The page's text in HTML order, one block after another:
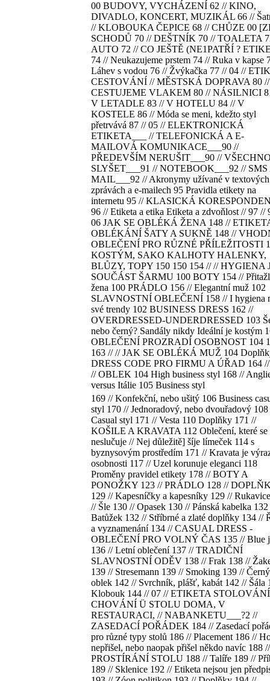
00 BUDOVY, VYCHÁZENÍ 62 // KINO,
DIVADLO, KONCERT, MUZIKÁL 66 //
// KLOBOUKA ČEPICE 68 // CHŮZE 00
SCHODŮ 70 // DEŠTNÍK 70 // TOALETA
AUTO 72 // CO JEŠTĚ (NE1PATŘÍ ?
74 // Neukazujeme prstem 74 // Ruka v kapse
Láhev s vodou 76 // Žvýkačka 77 // 04 //
CESTOVÁNÍ // MĚSTSKÁ DOPRAVA 80 //
CESTUJEME VLAKEM 80 // NÁSILNICI
V LETADLE 83 // V HOTELU 84 // V
KOSTELE 86 // Móda se meni, kdežto styl
přetrvává 87 // 05 // ELEKTRONICKÁ
ETIKETA___ // TELEFONICKÁ A E-
MAILOVÁ KOMUNIKACE___90 //
PŘEDEVŠÍM NERUŠIT___90 //
SLYŠET___91 // NOTEBOOK___92 // SMS
MAIL___92 // Akronymy užívané v textových
zprávách a e-mailech 95 Pravidla etikety na
internetu 95 // KLASICKÁ
96 // Etiketa a etika Etiketa a zdvoňlost // 97 //
06 JAK SE OBLÉKÁ ŽENA 148 //
OBLÉKÁNÍ ŠATY A SUKNĚ 148 //
OBLEČENÍ PRO RŮZNÉ PŘÍLEŽITOSTI
KOSTÝM, SAKO KALHOTY HALENKY,
BLŮZY, TOPY 150 150 154 // // HYGIENA
SOUČÁST ŠARMU 100 BOTY 154 //
žena 100 PRÁDLO 156 // Elegantní muž 102
SLAVNOSTNÍ OBLEČENÍ 158 // I hygiena
své trendy 102 BUSINESS DRESS 162 //
OVERDRESSED-UNDERDRESSED 103
nebo černý? Sandály nikdy Ideální je kostým
OBLEČENÍ PROZRADÍ OSOBNOST 104
163 // // JAK SE OBLÉKÁ MUŽ 104
DRESS CODE PRO FIRMU A ÚŘAD 164
// OBLEK 104 High business styl 168 //
versus Itálie 105 Business styl
169 // Konfekční, nebo ušitý 106 Business
styl 170 // Jednoradový, nebo dvouřadový 108
Casual styl 171 // Vesta 110 Doplňky 171 //
KOŠILE A KRAVATA 112 Oblečení, které se
neslučuje // Nej důležitě] šíje límeček 114 s
byznysovým prostředím 171 // Kravata je
osobnosti 117 // Uzel korunuje eleganci 118
Proměny pravidel etikety 178 // BOTY A
PONOŽKY 123 // PRÁDLO 128 //
129 // Kapesníčky a kapesníky 129 //
// Šle 130 // Opasek 130 // Pánská kabelka 132
Batůžek 132 // Stříbrné a zlaté doplňky 134 //
a vyznamenání 134 // CASUAL DRESS -
OBLEČENÍ PRO VOLNÝ ČAS 135 // Blue
136 // Letní oblečení 137 // TRADIČNÍ
SLAVNOSTNÍ ODĚV 138 // Frak 138 //
139 // Stresemann 139 // Smoking 139 // Černý
oblek 142 // Svrchník, plášť, kabát 142 // Šála
Klobouk 144 // 07 // ETIKETA
CHOVÁNÍ Ü STOLU DOMA, V
RESTAURACI, // NABANKETU___?2 //
ZASEDACÍ POŘÁDEK 184 // Zasedací
pro různé typy stolů 186 // Placement 186 //
nepřišel, nebo naopak přišel někdo navíc 188 //
PROSTÍRÁNÍ STOLU 188 // Talíře 189 //
189 // Sklenice 192 // Etiketa nejsou jen